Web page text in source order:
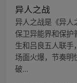
异人之战
异人之战是《异人
保卫异能界和保护
生和吕良五人联
场面火爆，节奏明
破...